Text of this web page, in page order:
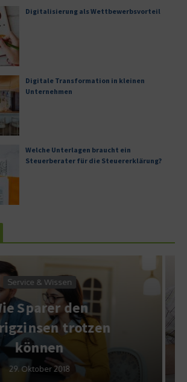
Digitalisierung als Wettbewerbsvorteil
Digitale Transformation in kleinen
Unternehmen
Welche Unterlagen braucht ein
Steuerberater für die Steuererklärung?
Ausgebrannt oder
Depressiv – Unterschiede
zwischen Burnout und
Depression